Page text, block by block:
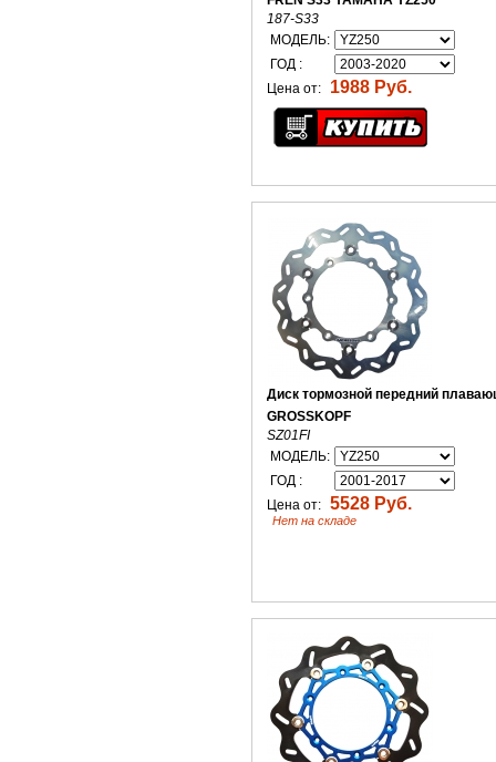
187-S33
МОДЕЛЬ:
ГОД :
Цена от:
1988 Руб.
Диск тормозной передний
GROSSKOPF
SZ01FI
МОДЕЛЬ:
ГОД :
Цена от: 5528 Руб.
Нет на складе